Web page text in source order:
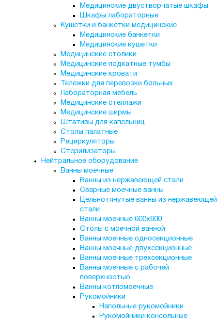
Медицинские двустворчатые шкафы
Шкафы лабораторные
Кушетки и банкетки медицинские
Медицинские банкетки
Медицинские кушетки
Медицинские столики
Медицинские подкатные тумбы
Медицинские кровати
Тележки для перевозки больных
Лабораторная мебель
Медицинские стеллажи
Медицинские ширмы
Штативы для капельниц
Столы палатные
Рециркуляторы
Стерилизаторы
Нейтральное оборудование
Ванны моечные
Ванны из нержавеющей стали
Сварные моечные ванны
Цельнотянутые ванны из нержавеющей
стали
Ванны моечные 600х600
Столы с моечной ванной
Ванны моечные односекционные
Ванны моечные двухсекционные
Ванны моечные трехсекционные
Ванны моечные с рабочей
поверхностью
Ванны котломоечные
Рукомойники
Напольные рукомойники
Рукомойники консольные